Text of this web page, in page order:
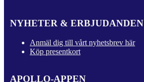
NYHETER & ERBJUDANDEN
Anmäl dig till vårt nyhetsbrev här
Köp presentkort
APOLLO-APPEN